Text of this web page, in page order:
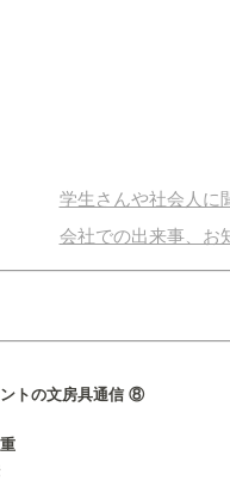
学生さんや社会人に
会社での出来事、お
トの文房具通信 ⑧